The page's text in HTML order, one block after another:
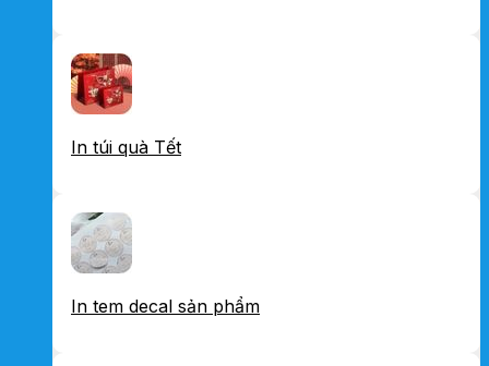
In túi quà Tết
In tem decal sản phẩm